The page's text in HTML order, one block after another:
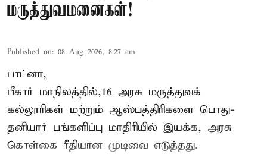
மருத்துவமனைகள்!
Published on: 08 Aug 2026, 8:27 am
பாட்னா,
பீகார் மாநிலத்தில்,16 அரசு மருத்துவக்
கல்லூரிகள் மற்றும் ஆஸ்பத்திரிகளை பொது-
தனியார் பங்களிப்பு மாதிரியில் இயக்க, அரசு
கொள்கை ரீதியான முடிவை எடுத்தது.